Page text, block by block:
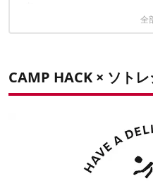
ブロック肉を一口大にカッ
作り方
ブロック肉を包丁で挽肉に
ョ」
CAMP HACK × ソト